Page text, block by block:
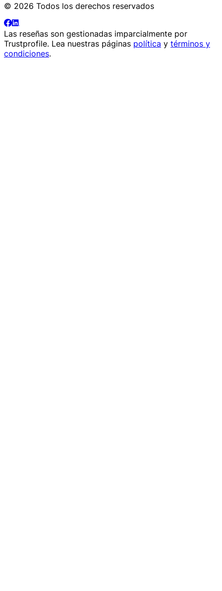
© 2026 Todos los derechos reservados
Las reseñas son gestionadas imparcialmente por
Trustprofile. Lea nuestras páginas política y términos y
condiciones.